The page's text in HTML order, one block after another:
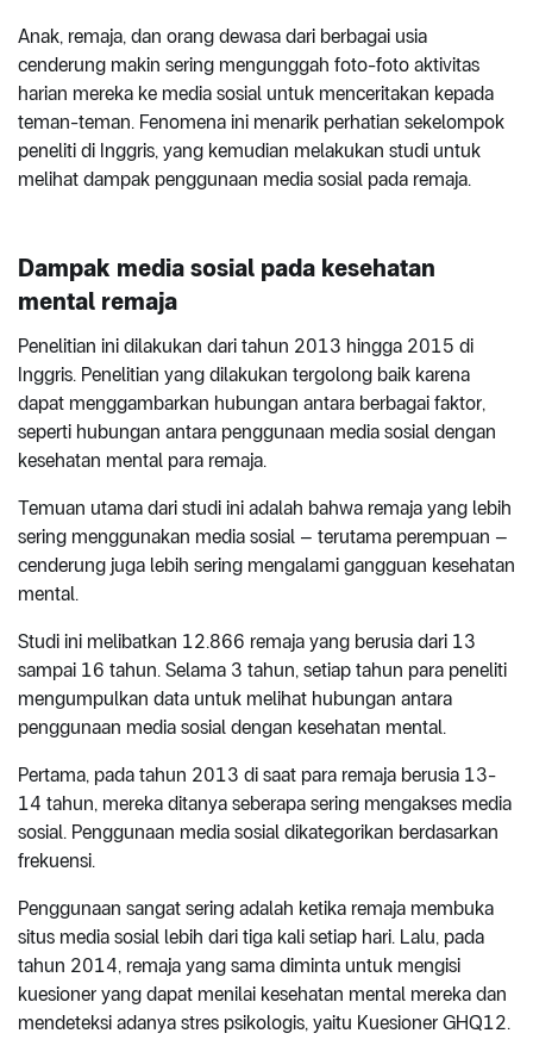
Anak, remaja, dan orang dewasa dari berbagai usia
cenderung makin sering mengunggah foto-foto aktivitas
harian mereka ke media sosial untuk menceritakan kepada
teman-teman. Fenomena ini menarik perhatian sekelompok
peneliti di Inggris, yang kemudian melakukan studi untuk
melihat dampak penggunaan media sosial pada remaja.
Dampak media sosial pada kesehatan
mental remaja
Penelitian ini dilakukan dari tahun 2013 hingga 2015 di
Inggris. Penelitian yang dilakukan tergolong baik karena
dapat menggambarkan hubungan antara berbagai faktor,
seperti hubungan antara penggunaan media sosial dengan
kesehatan mental para remaja.
Temuan utama dari studi ini adalah bahwa remaja yang lebih
sering menggunakan media sosial – terutama perempuan –
cenderung juga lebih sering mengalami gangguan kesehatan
mental.
Studi ini melibatkan 12.866 remaja yang berusia dari 13
sampai 16 tahun. Selama 3 tahun, setiap tahun para peneliti
mengumpulkan data untuk melihat hubungan antara
penggunaan media sosial dengan kesehatan mental.
Pertama, pada tahun 2013 di saat para remaja berusia 13-
14 tahun, mereka ditanya seberapa sering mengakses media
sosial. Penggunaan media sosial dikategorikan berdasarkan
frekuensi.
Penggunaan sangat sering adalah ketika remaja membuka
situs media sosial lebih dari tiga kali setiap hari. Lalu, pada
tahun 2014, remaja yang sama diminta untuk mengisi
kuesioner yang dapat menilai kesehatan mental mereka dan
mendeteksi adanya stres psikologis, yaitu Kuesioner GHQ12.